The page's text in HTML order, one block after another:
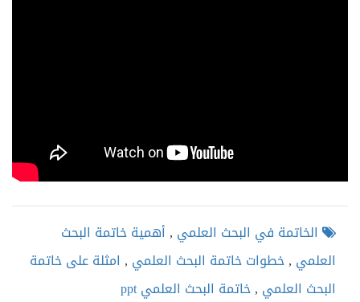
الخاتمة في البحث العلمي ,أهمية خاتمة البحث
العلمي ,خطوات خاتمة البحث العلمي , امثلة على خاتمة
البحث العلمي ,خاتمة البحث العلمي ppt